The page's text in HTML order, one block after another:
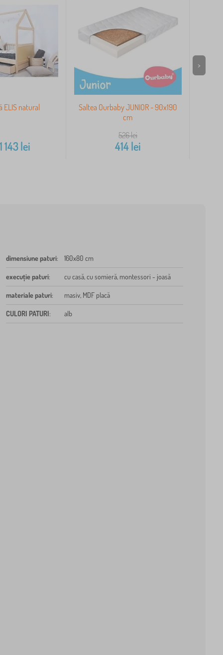
ELIS natural
1 143lei
Saltea Ourbaby JUNIOR - 90x190
cm
526lei
414lei
>
dimensiune paturi: 160x80 cm
execuție paturi: cu casă, cu somieră, montessori - joasă
materiale paturi: masiv, MDF placă
CULORI PATURI: alb